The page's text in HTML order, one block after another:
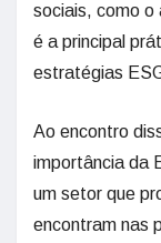
sociais, como o
é a principal
estratégias
Ao encontro
importância da
um setor que
encontram nas